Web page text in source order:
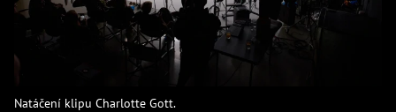
Natáčení klipu Charlotte Gott.